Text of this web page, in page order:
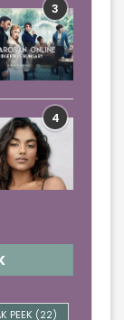
3
4
PEEK (22)